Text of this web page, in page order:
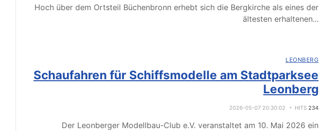
Hoch über dem Ortsteil Büchenbronn erhebt sich die Bergkirche als eines der
ältesten erhaltenen...
LEONBERG
Schaufahren für Schiffsmodelle am Stadtparksee
Leonberg
2026-05-07 20:30:02 HITS 234
Der Leonberger Modellbau-Club e.V. veranstaltet am 10. Mai 2026 ein